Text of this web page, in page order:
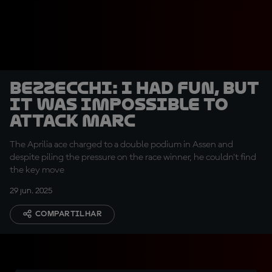
Bezzecchi: I had fun, but
it was impossible to
attack Marc
The Aprilia ace charged to a double podium in Assen and
despite piling the pressure on the race winner, he couldn't find
the key move
29 jun. 2025
COMPARTILHAR